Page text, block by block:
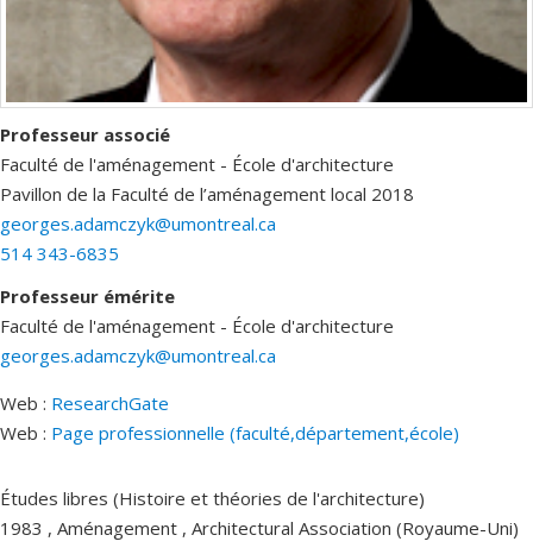
Professeur associé
Faculté de l'aménagement - École d'architecture
Pavillon de la Faculté de l’aménagement local 2018
georges.adamczyk@umontreal.ca
514 343-6835
Professeur émérite
Faculté de l'aménagement - École d'architecture
georges.adamczyk@umontreal.ca
Web : ResearchGate
Web : Page professionnelle (faculté,département,école)
Études libres (Histoire et théories de l'architecture)
1983 , Aménagement , Architectural Association (Royaume-Uni)